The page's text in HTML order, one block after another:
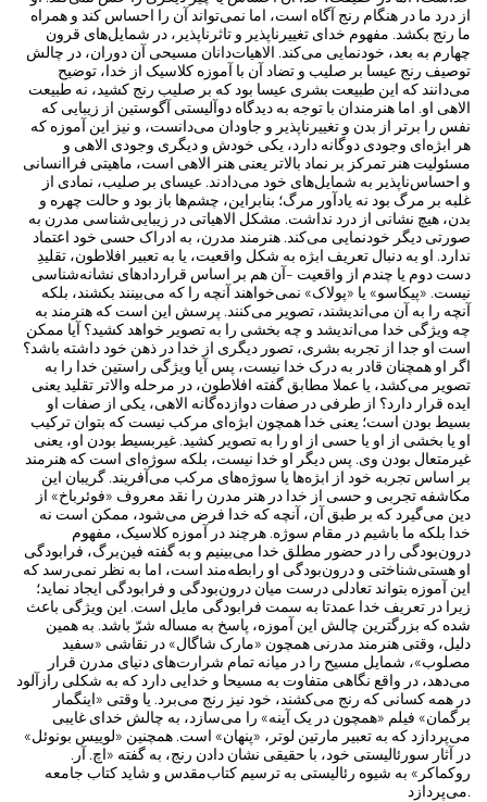
از درد ما در هنگام رنج آگاه است، اما نمی‌تواند آن را احساس کند و همراه
ما رنج بکشد. مفهوم خدای تغییرناپذیر و تاثرناپذیر، در شمایل‌های قرون
چهارم به بعد، خودنمایی می‌کند. الاهیات‌دانان مسیحی آن دوران، در چالش
توصیف رنج عیسا بر صلیب و تضاد آن با آموزه کلاسیک از خدا، توضیح
می‌دانند که این طبیعت بشری عیسا بود که بر صلیب رنج کشید، نه طبیعت
الاهی او. اما هنرمندان با توجه به دیدگاه دوآلیستی آگوستین از زیبایی که
نفس را برتر از بدن و تغییر‌ناپذیر و جاودان می‌دانست، و نیز این آموزه که
هر ابژه‌ای وجودی دوگانه دارد، یکی خودش و دیگری وجودی الاهی و
مسئولیت هنر تمرکز بر نماد بالاتر یعنی هنر الاهی است، ماهیتی فراانسانی
و احساس‌ناپذیر به شمایل‌های خود می‌دادند. عیسای بر صلیب، نمادی از
غلبه بر مرگ بود نه یادآور مرگ؛ بنابراین، چشم‌ها باز بود و حالت چهره و
بدن، هیچ نشانی از درد نداشت. مشکل الاهیاتی در زیبایی‌شناسی مدرن به
صورتی دیگر خودنمایی می‌کند. هنرمند مدرن، به ادراک حسی خود اعتماد
ندارد. او به دنبال تعریف ابژه به شکل واقعیت، یا به تعبیر افلاطون، تقلیدِ
دست دوم یا چندم از واقعیت -آن هم بر اساس قراردادهای نشانه‌شناسی
نیست. «پیکاسو» یا «پولاک» نمی‌خواهند آنچه را که می‌بینند بکشند، بلکه
آنچه را به آن می‌‌اندیشند، تصویر می‌کنند. پرسش این است که هنرمند به
چه ویژگی خدا می‌اندیشد و چه بخشی را به تصویر خواهد کشید؟ آیا ممکن
است او جدا از تجربه بشری، تصور دیگری از خدا در ذهن خود داشته باشد؟
اگر او همچنان قادر به درک خدا نیست، پس آیا ویژگی راستین خدا را به
تصویر می‌کشد، یا عملا مطابق گفته افلاطون، در مرحله والاتر تقلید یعنی
ایده قرار دارد؟ از طرفی در صفات دوازده‌گانه الاهی، یکی از صفات او
بسیط بودن است؛ یعنی خدا همچون ابژه‌ای مرکب نیست که بتوان ترکیب
او یا بخشی از او یا حسی از او را به تصویر کشید. غیربسیط بودن او، یعنی
غیرمتعال بودن وی. پس دیگر او خدا نیست، بلکه سوژه‌ای است که هنرمند
بر اساس تجربه خود از ابژه‌ها یا سوژه‌های مرکب می‌آفریند. گریبان این
مکاشفه تجربی و حسی از خدا در هنر مدرن را نقد معروف «فوئرباخ» از
دین می‌گیرد که بر طبق آن، آنچه که خدا فرض می‌شود، ممکن است نه
خدا بلکه ما باشیم در مقام سوژه. هرچند در آموزه کلاسیک، مفهوم
درون‌بودگی را در حضور مطلق خدا می‌بینیم و به گفته فین‌برگ، فرابودگی
او هستی‌شناختی و درون‌بودگی او رابطه‌مند است، اما به نظر نمی‌رسد که
این آموزه بتواند تعادلی درست میان درون‌بودگی و فرابودگی ایجاد نماید؛
زیرا در تعریف خدا عمدتا به سمت فرابودگی مایل است. این ویژگی باعث
شده که بزرگترین چالش این آموزه، پاسخ به مساله شرّ باشد. به همین
دلیل، وقتی هنرمند مدرنی همچون «مارک شاگال» در نقاشی «سفید
مصلوب»، شمایل مسیح را در میانه تمام شرارت‌های دنیای مدرن قرار
می‌دهد، در واقع نگاهی متفاوت به مسیحا و خدایی دارد که به شکلی رازآلود
در همه کسانی که رنج می‌کشند، خود نیز رنج می‌برد. یا وقتی «اینگمار
برگمان» فیلم «همچون در یک آینه» را می‌سازد، به چالش خدای غایبی
می‌پردازد که به تعبیر مارتین لوتر، «پنهان» است. همچنین «لوییس بونوئل»
در آثار سورئالیستی خود، با حقیقی نشان دادن رنج، به گفته «اچ. آر.
روکماکر» به شیوه ‌رئالیستی به ترسیم کتاب‌مقدس و شاید کتاب جامعه
می‌پردازد.